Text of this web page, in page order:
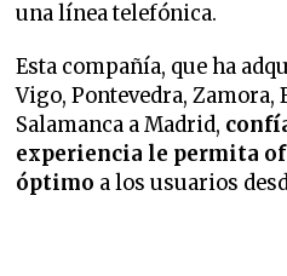
una línea telefónica.
Esta compañía, que ha
Vigo, Pontevedra, Zamora,
Salamanca a Madrid,
experiencia le permita
óptimo a los usuarios